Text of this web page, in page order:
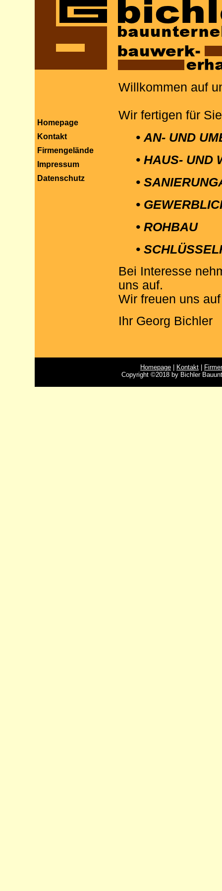
Homepage
Kontakt
Firmengelände
Impressum
Datenschutz
Willkommen auf
Wir fertigen für
• AN- UND
• HAUS- UND
•
•
• ROHBAU
•
Bei Interesse
uns auf.
Wir freuen uns
Ihr Georg Bichler
Homepage Kontakt
Copyright ©2018 by Bichler